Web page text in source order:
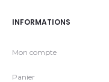
INFORMATIONS
Mon compte
Panier